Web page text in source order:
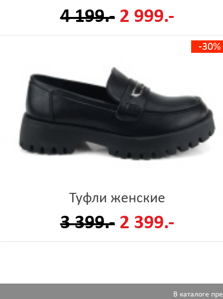
4 199.- 2 999.-
-30%
Туфли женские
3 399.- 2 399.-
В каталоге